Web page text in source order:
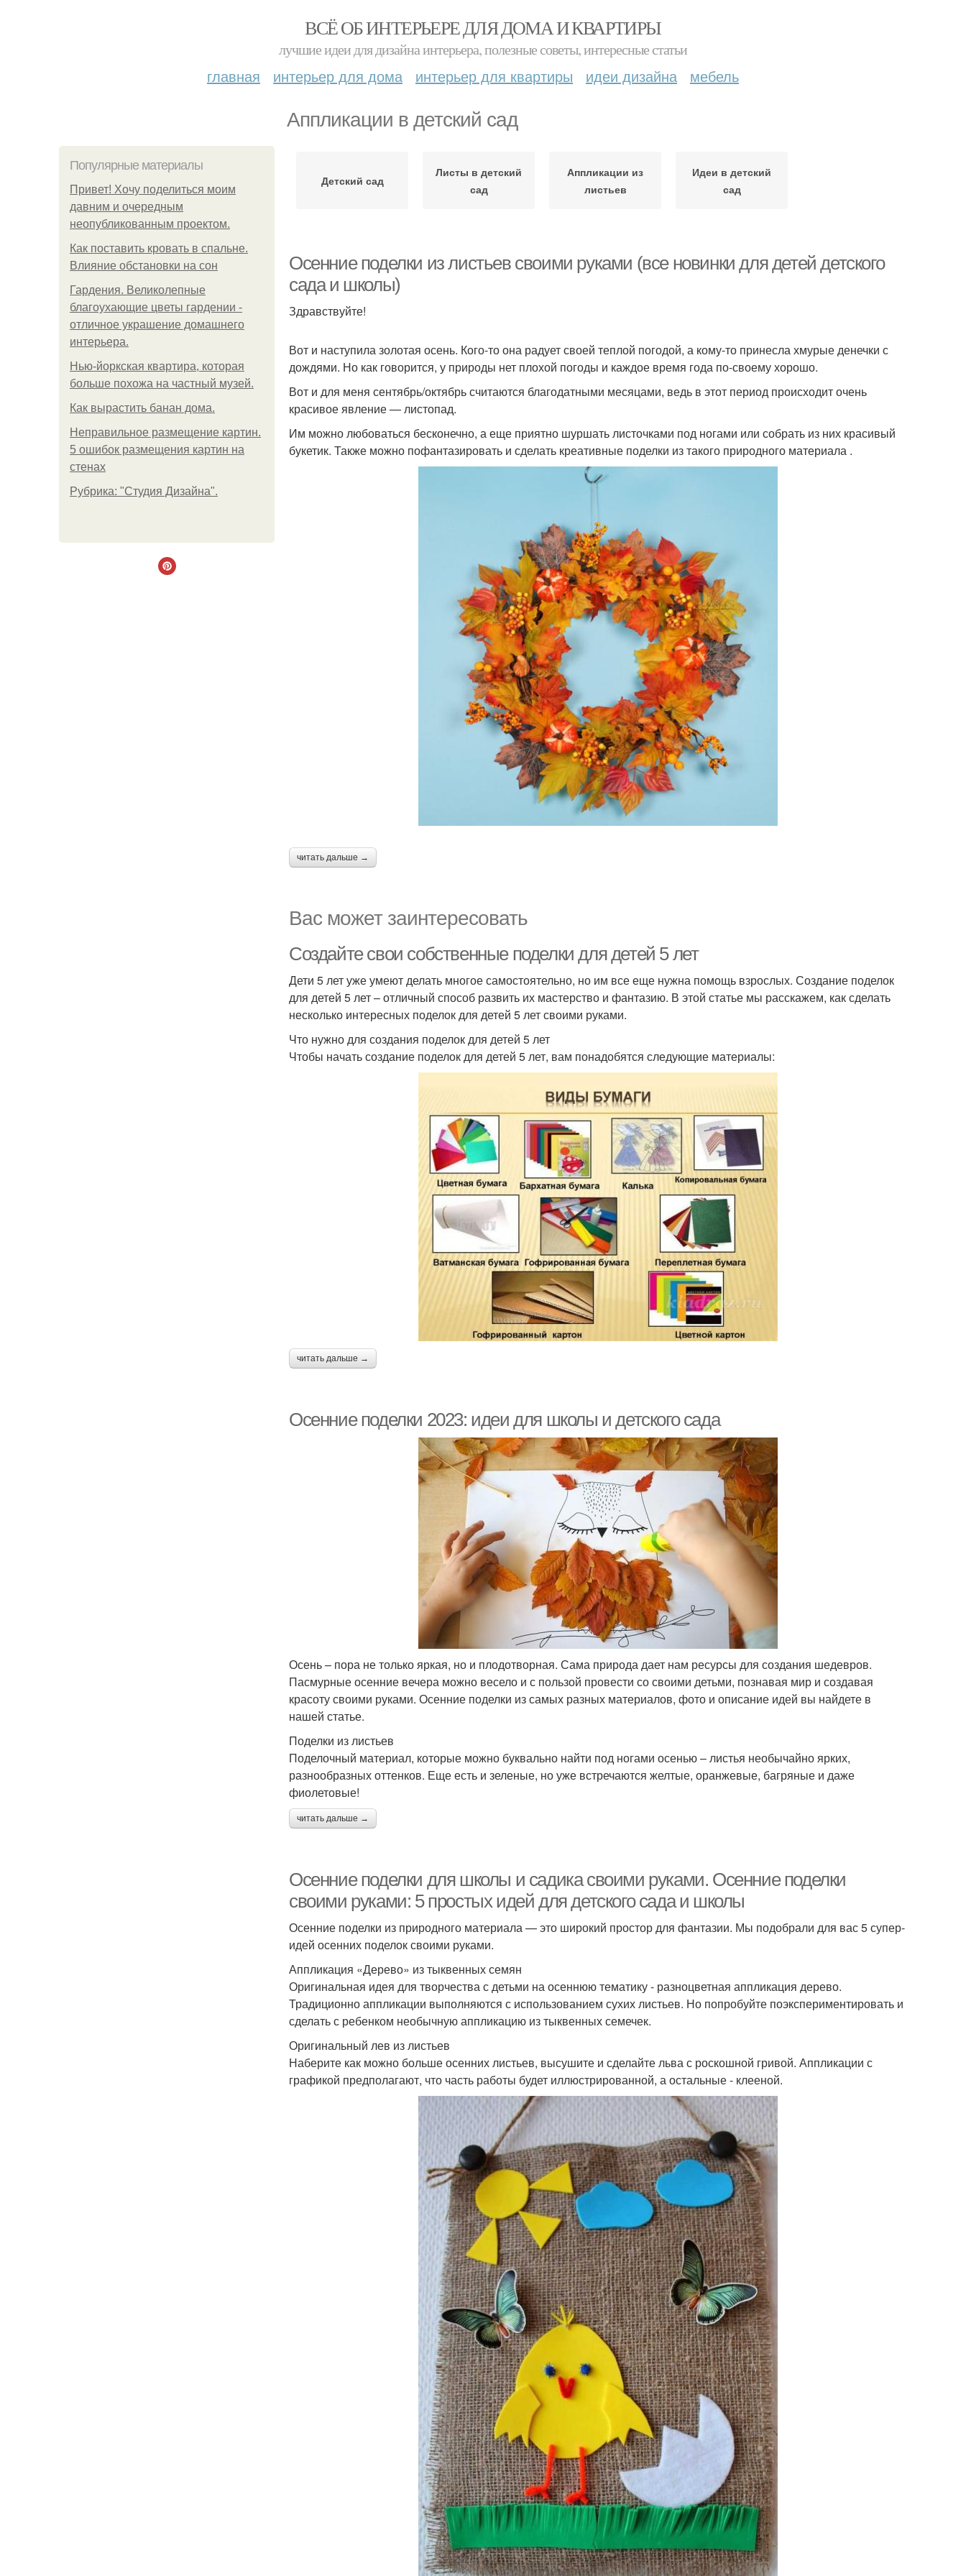
ВСЁ ОБ ИНТЕРЬЕРЕ ДЛЯ ДОМА И КВАРТИРЫ
лучшие идеи для дизайна интерьера, полезные советы, интересные статьи
главная интерьер для дома интерьер для квартиры идеи дизайна мебель
Аппликации в детский сад
Популярные материалы
Привет! Хочу поделиться моим
давним и очередным
неопубликованным проектом.
Как поставить кровать в спальне.
Влияние обстановки на сон
Гардения. Великолепные
благоухающие цветы гардении -
отличное украшение домашнего
интерьера.
Нью-йоркская квартира, которая
больше похожа на частный музей.
Как вырастить банан дома.
Неправильное размещение картин.
5 ошибок размещения картин на
стенах
Рубрика: "Студия Дизайна".
Детский сад
Листы в детский
сад
Аппликации из
листьев
Идеи в детский
сад
Осенние поделки из листьев своими руками (все новинки для детей детского
сада и школы)
Здравствуйте!
Вот и наступила золотая осень. Кого-то она радует своей теплой погодой, а кому-то принесла хмурые денечки с
дождями. Но как говорится, у природы нет плохой погоды и каждое время года по-своему хорошо.
Вот и для меня сентябрь/октябрь считаются благодатными месяцами, ведь в этот период происходит очень
красивое явление — листопад.
Им можно любоваться бесконечно, а еще приятно шуршать листочками под ногами или собрать из них красивый
букетик. Также можно пофантазировать и сделать креативные поделки из такого природного материала .
читать дальше →
Вас может заинтересовать
Создайте свои собственные поделки для детей 5 лет
Дети 5 лет уже умеют делать многое самостоятельно, но им все еще нужна помощь взрослых. Создание поделок
для детей 5 лет – отличный способ развить их мастерство и фантазию. В этой статье мы расскажем, как сделать
несколько интересных поделок для детей 5 лет своими руками.
Что нужно для создания поделок для детей 5 лет
Чтобы начать создание поделок для детей 5 лет, вам понадобятся следующие материалы:
читать дальше →
Осенние поделки 2023: идеи для школы и детского сада
Осень – пора не только яркая, но и плодотворная. Сама природа дает нам ресурсы для создания шедевров.
Пасмурные осенние вечера можно весело и с пользой провести со своими детьми, познавая мир и создавая
красоту своими руками. Осенние поделки из самых разных материалов, фото и описание идей вы найдете в
нашей статье.
Поделки из листьев
Поделочный материал, которые можно буквально найти под ногами осенью – листья необычайно ярких,
разнообразных оттенков. Еще есть и зеленые, но уже встречаются желтые, оранжевые, багряные и даже
фиолетовые!
читать дальше →
Осенние поделки для школы и садика своими руками. Осенние поделки
своими руками: 5 простых идей для детского сада и школы
Осенние поделки из природного материала — это широкий простор для фантазии. Мы подобрали для вас 5 супер-
идей осенних поделок своими руками.
Аппликация «Дерево» из тыквенных семян
Оригинальная идея для творчества с детьми на осеннюю тематику - разноцветная аппликация дерево.
Традиционно аппликации выполняются с использованием сухих листьев. Но попробуйте поэкспериментировать и
сделать с ребенком необычную аппликацию из тыквенных семечек.
Оригинальный лев из листьев
Наберите как можно больше осенних листьев, высушите и сделайте льва с роскошной гривой. Аппликации с
графикой предполагают, что часть работы будет иллюстрированной, а остальные - клееной.